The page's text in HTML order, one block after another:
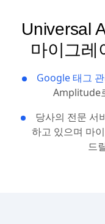
Universal
마이그레
Google 태그
Amplitude
당사의 전문 서
하고 있으며 마
드